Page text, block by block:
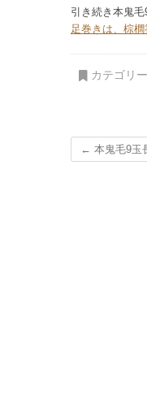
引き続き本鬼
足巻きは、棕
カテゴリ
← 本鬼毛9玉